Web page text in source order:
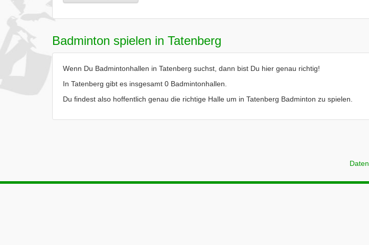
Badminton spielen in Tatenberg
Wenn Du Badmintonhallen in Tatenberg suchst, dann bist Du hier genau richtig!
In Tatenberg gibt es insgesamt 0 Badmintonhallen.
Du findest also hoffentlich genau die richtige Halle um in Tatenberg Badminton zu spielen.